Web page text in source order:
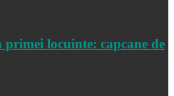
locuinte: capcane de